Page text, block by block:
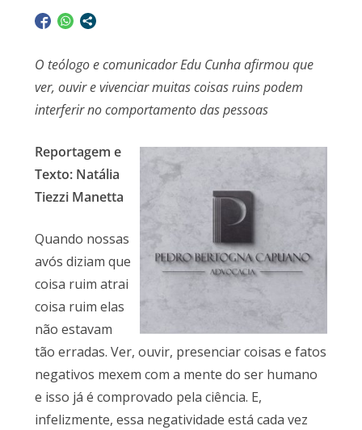
O teólogo e comunicador Edu Cunha afirmou que
ver, ouvir e vivenciar muitas coisas ruins podem
interferir no comportamento das pessoas
Reportagem e
Texto: Natália
Tiezzi Manetta
Quando nossas
avós diziam que
coisa ruim atrai
coisa ruim elas
não estavam
tão erradas. Ver, ouvir, presenciar coisas e fatos
negativos mexem com a mente do ser humano
e isso já é comprovado pela ciência. E,
infelizmente, essa negatividade está cada vez